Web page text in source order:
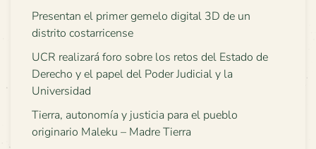
Presentan el primer gemelo digital 3D de un
distrito costarricense
UCR realizará foro sobre los retos del Estado de
Derecho y el papel del Poder Judicial y la
Universidad
Tierra, autonomía y justicia para el pueblo
originario Maleku – Madre Tierra